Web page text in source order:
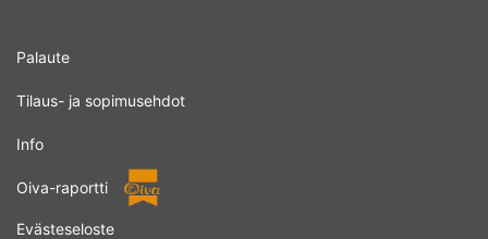
Palaute
Tilaus- ja sopimusehdot
Info
Oiva-raportti
Evästeseloste